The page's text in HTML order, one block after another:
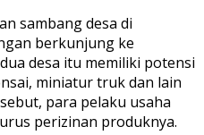
sambang desa di
berkunjung ke
desa itu memiliki potensi
miniatur truk dan lain
para pelaku usaha
perizinan produknya.